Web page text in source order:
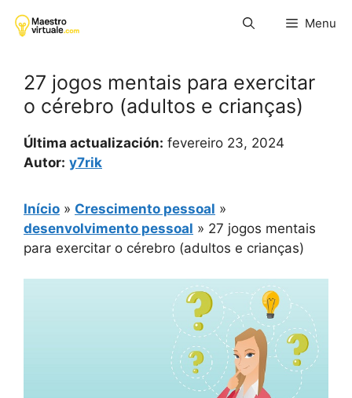
para
Menu
27 jogos mentais para exercitar
o cérebro (adultos e crianças)
Última actualización: fevereiro 23, 2024
Autor: y7rik
Início » Crescimento pessoal »
desenvolvimento pessoal » 27 jogos mentais
para exercitar o cérebro (adultos e crianças)